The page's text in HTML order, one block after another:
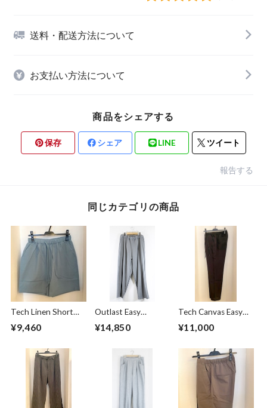
送料・配送方法について
お支払い方法について
商品をシェアする
保存 シェア LINE ツイート
報告する
同じカテゴリの商品
Tech Linen Short
Pants Mint
¥9,460
Outlast Easy
Pants Gray
¥14,850
Tech Canvas Easy
Pants Black
¥11,000